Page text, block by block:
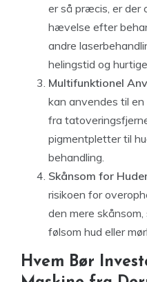
er så præcis, er der
hævelse efter
andre
helingstid og
Multifunktionel
kan anvendes til
fra
pigmentpletter til
behandling.
Skånsom for
risikoen for
den mere
følsom hud eller
Hvem Bør